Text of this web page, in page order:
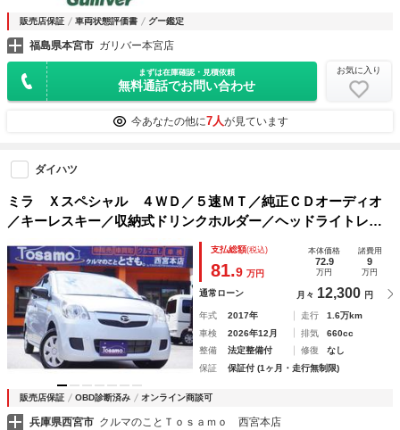
販売店保証 車両状態評価書 グー鑑定
福島県本宮市 ガリバー本宮店
まずは在庫確認・見積依頼
無料通話でお問い合わせ
お気に入り
今あなたの他に7人が見ています
ダイハツ
ミラ Ｘスペシャル ４ＷＤ／５速ＭＴ／純正ＣＤオーディオ
／キーレスキー／収納式ドリンクホルダー／ヘッドライトレベ
ライザー／エアコン／パワステ／パワーウィンドウ
支払総額(税込)
81.9 万円
本体価格
72.9
万円
諸費用
9
万円
通常ローン 月々 12,300 円
年式 2017年 走行
1.6万km
車検
2026年12月 排気
660cc
整備
法定整備付 修復
なし
保証
保証付 (1ヶ月・走行無制限)
販売店保証 OBD診断済み オンライン商談可
兵庫県西宮市 クルマのことＴｏｓａｍｏ 西宮本店